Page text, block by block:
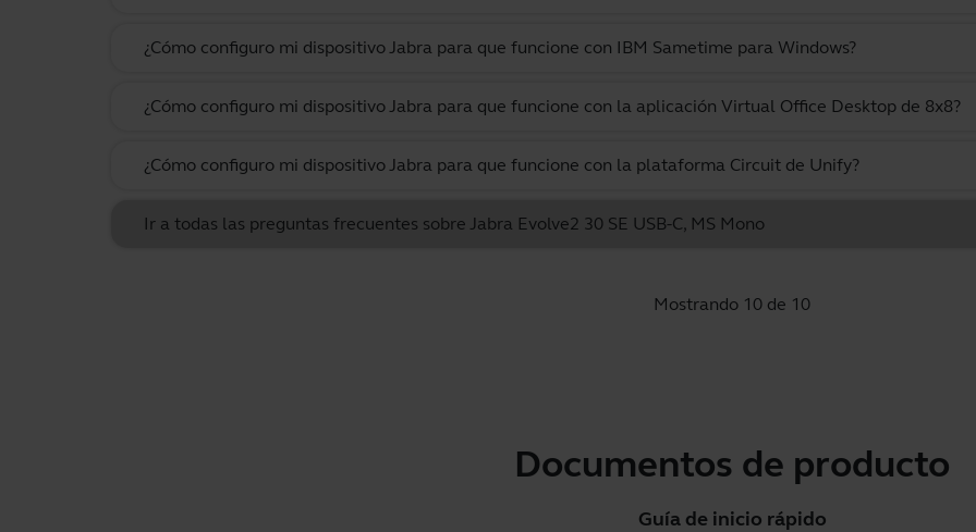
¿Cómo configuro mi dispositivo Jabra para que funcione con IBM Sametime para Windows?
¿Cómo configuro mi dispositivo Jabra para que funcione con la aplicación Virtual Office Desktop de 8x8?
¿Cómo configuro mi dispositivo Jabra para que funcione con la plataforma Circuit de Unify?
Ir a todas las preguntas frecuentes sobre Jabra Evolve2 30 SE USB-C, MS Mono
Mostrando 10 de 10
Documentos de producto
Guía de inicio rápido